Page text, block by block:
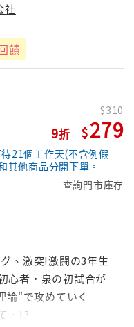
社
饋
9
310
279
21個工作天(不含例假
其他商品分開下單。
查詢門市庫存
、激突!激闘の3年生
心者・泉の初試合が
論"で攻めていく
…!?